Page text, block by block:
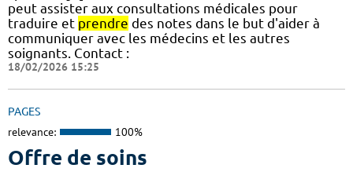
peut assister aux consultations médicales pour
traduire et prendre des notes dans le but d'aider à
communiquer avec les médecins et les autres
soignants. Contact :
18/02/2026 15:25
PAGES
relevance: 100%
Offre de soins